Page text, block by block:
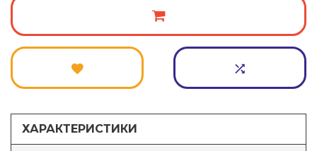
ХАРАКТЕРИСТИКИ